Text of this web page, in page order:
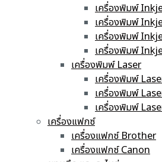
เครื่องพิมพ์
เครื่องพิมพ์
เครื่องพิมพ์
เครื่องพิมพ์
เครื่องพิมพ์ Laser
เครื่องพิมพ์
เครื่องพิมพ์
เครื่องพิมพ์
เครื่องแฟกซ์
เครื่องแฟกซ์ Brother
เครื่องแฟกซ์ Canon